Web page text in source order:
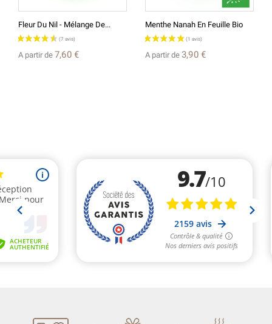
Fleur Du Nil - Mélange De...
A partir de 7,60 €
Menthe Nanah En Feuille Bio
A partir de 3,90 €